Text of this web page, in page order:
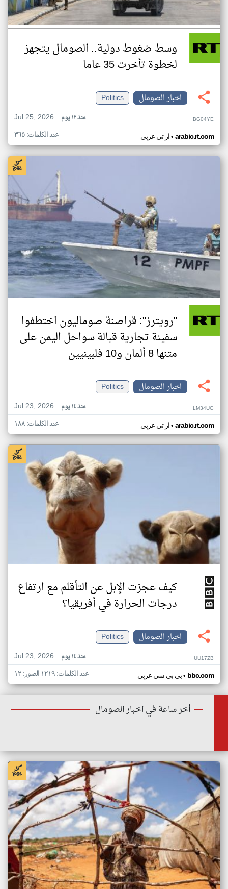
وسط ضغوط دولية.. الصومال يتجهز
لخطوة تأخرت 35 عاما
اخبار الصومال
Politics
Jul 25, 2026
منذ ١٢ يوم BG04YE
ار تي عربي• arabic.rt.com عدد الكلمات: ٣٦٥
"رويترز": قراصنة صوماليون اختطفوا
سفينة تجارية قبالة سواحل اليمن على
متنها 8 ألمان و10 فلبينيين
اخبار الصومال
Politics
Jul 23, 2026
منذ ١٤ يوم LM34UG
ار تي عربي• arabic.rt.com عدد الكلمات: ١٨٨
كيف عجزت الإبل عن التأقلم مع ارتفاع
درجات الحرارة في أفريقيا؟
اخبار الصومال
Politics
Jul 23, 2026
منذ ١٤ يوم UU17ZB
بي بي سي عربي• bbc.com عدد الكلمات: ١٢١٩ الصور: ١٢
أخر ساعة في اخبار الصومال